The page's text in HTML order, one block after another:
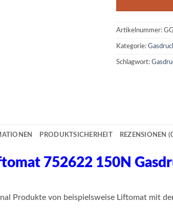
Artikelnummer:
Kategorie:
Schlagwort:
PRODUKTSICHERHEIT REZENSIONEN
752622 150N
Produkte von beispielsweise Liftomat mit